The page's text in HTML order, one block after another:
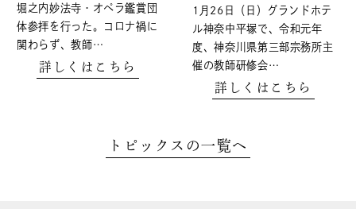
堀之内妙法寺・オペラ鑑賞団
体参拝を行った。コロナ禍に
関わらず、教師…
詳しくはこちら
1月26日（日）グランドホテ
ル神奈中平塚で、令和元年
度、神奈川県第三部宗務所主
催の教師研修会…
詳しくはこちら
トピックスの一覧へ